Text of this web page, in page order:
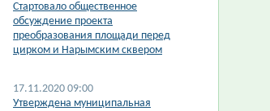
Стартовало общественное
обсуждение проекта
преобразования площади перед
цирком и Нарымским сквером
17.11.2020 09:00
Утверждена муниципальная